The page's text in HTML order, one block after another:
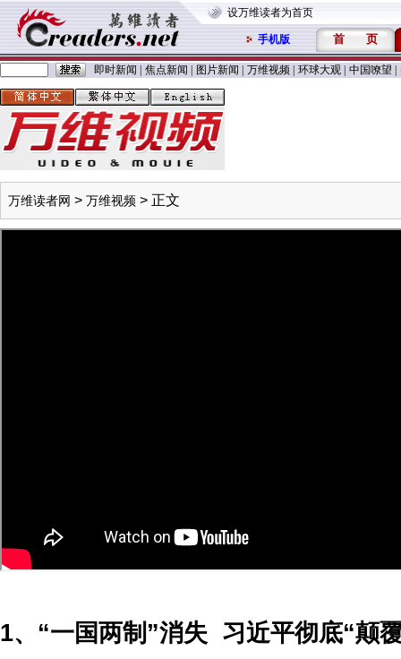
设万维读者为首页
手机版 首 页
即时新闻 焦点新闻 图片新闻 万维视频 环球大观 中国嘹望
万维读者网 > 万维视频 > 正文
1、“一国两制”消失 习近平彻底“颠